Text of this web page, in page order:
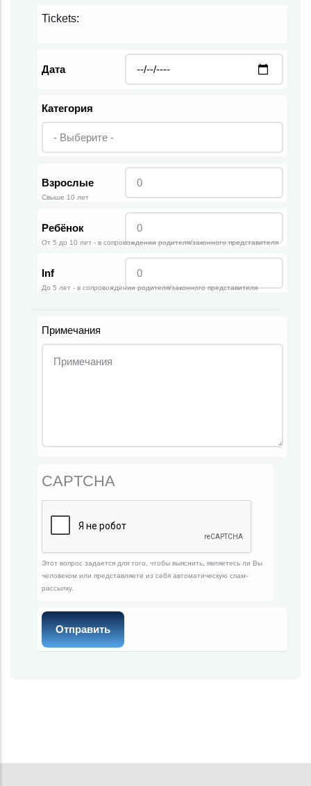
Tickets:
Дата
Категория
Взрослые
Свыше 10 лет
Ребёнок
От 5 до 10 лет - в сопровождении родителя/законного представителя
Inf
До 5 лет - в сопровождении родителя/законного представителя
Примечания
CAPTCHA
Этот вопрос задается для того, чтобы выяснить, являетесь ли Вы
человеком или представляете из себя автоматическую спам-
рассылку.